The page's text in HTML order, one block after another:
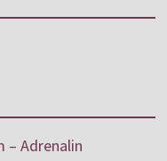
– Adrenalin